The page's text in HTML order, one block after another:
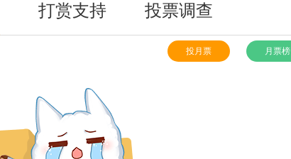
打赏支持 投票调查
投月票 月票榜